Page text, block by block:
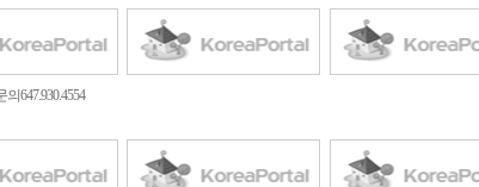
의647.930.4554